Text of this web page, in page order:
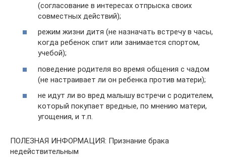
(согласование в интересах отпрыска своих
совместных действий);
режим жизни дитя (не назначать встречу в часы,
когда ребенок спит или занимается спортом,
учебой);
поведение родителя во время общения с чадом
(не настраивает ли он ребенка против матери);
не идут ли во вред малышу встречи с родителем,
который покупает вредные, по мнению матери,
угощения, и т.п.
ПОЛЕЗНАЯ ИНФОРМАЦИЯ: Признание брака
недействительным